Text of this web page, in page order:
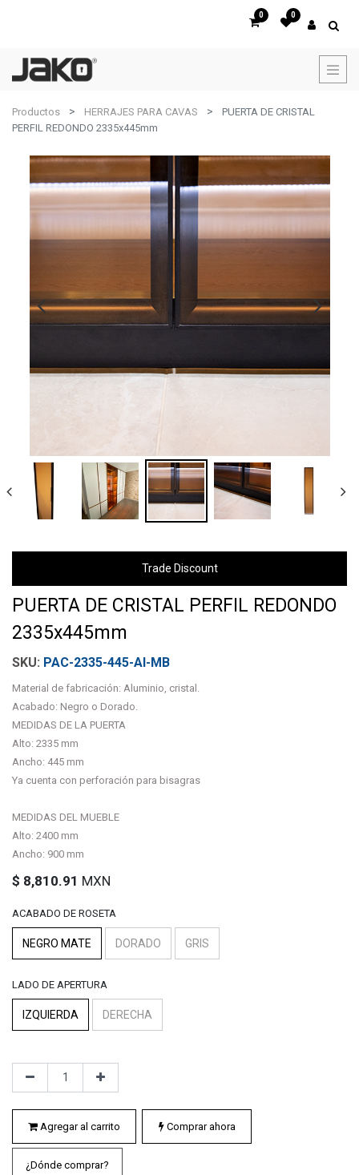
0 0
Productos HERRAJES PARA CAVAS
PUERTA DE CRISTAL
PERFIL REDONDO 2335x445mm
Trade Discount
PUERTA DE CRISTAL PERFIL REDONDO
2335x445mm
PAC-2335-445-AI-MB
Material de fabricación: Aluminio, cristal.
Acabado: Negro o Dorado.
MEDIDAS DE LA PUERTA
Alto: 2335 mm
Ancho: 445 mm
Ya cuenta con perforación para bisagras
MEDIDAS DEL MUEBLE
Alto: 2400 mm
Ancho: 900 mm
$ 8,810.91 MXN
ACABADO DE ROSETA
NEGRO MATE DORADO GRIS
LADO DE APERTURA
IZQUIERDA DERECHA
Agregar al carrito Comprar ahora
¿Dónde comprar?